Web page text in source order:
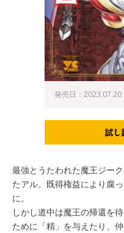
発売日：2023.07.20
最強とうたわれた魔王ジー
たアル。既得権益により腐
に。
しかし道中は魔王の帰還を
ために「精」を与えたり、